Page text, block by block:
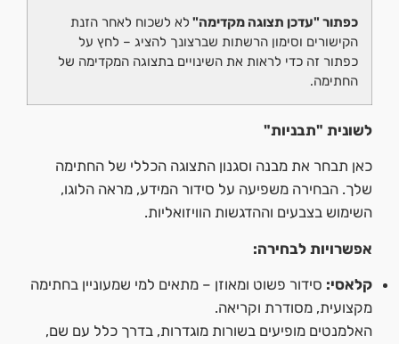
כפתור "עדכן תצוגה מקדימה" לא לשכוח לאחר הזנת
הקישורים וסימון הרשתות שברצונך להציג – לחץ על
כפתור זה כדי לראות את השינויים בתצוגה המקדימה של
החתימה.
לשונית "תבניות"
כאן תבחר את מבנה וסגנון התצוגה הכללי של החתימה
שלך. הבחירה משפיעה על סידור המידע, מראה הלוגו,
השימוש בצבעים וההדגשות הוויזואליות.
אפשרויות לבחירה:
קלאסי: סידור פשוט ומאוזן – מתאים למי שמעוניין בחתימה
מקצועית, מסודרת וקריאה.
האלמנטים מופיעים בשורות מוגדרות, בדרך כלל עם שם,